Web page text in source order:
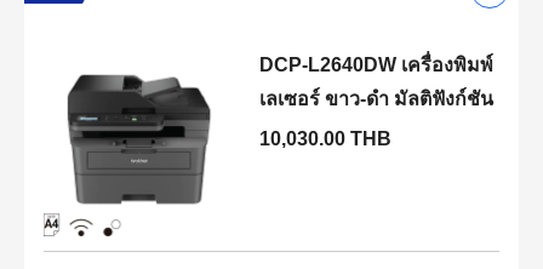
DCP-L2640DW เครื่องพิมพ์
เลเซอร์ ขาว-ดำ มัลติฟังก์ชัน
10,030.00 THB